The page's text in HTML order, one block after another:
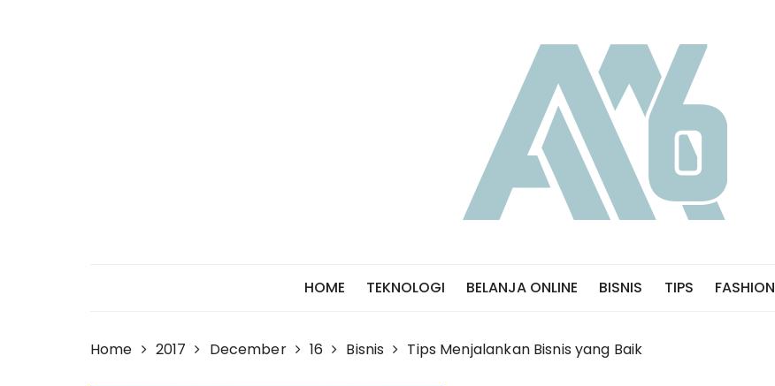
HOME TEKNOLOGI BELANJA ONLINE BISNIS TIPS FASHION
Home 2017 December 16 Bisnis Tips Menjalankan Bisnis yang Baik